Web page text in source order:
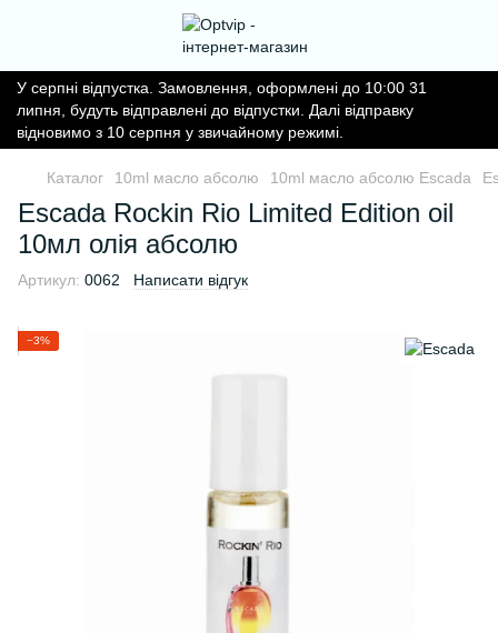
У серпні відпустка. Замовлення, оформлені до 10:00 31
липня, будуть відправлені до відпустки. Далі відправку
відновимо з 10 серпня у звичайному режимі.
Каталог 10ml масло абсолю 10ml масло абсолю Escada
Escada Rockin Rio Limited Edition oil
10мл олія абсолю
Артикул: 0062 Написати відгук
−3%